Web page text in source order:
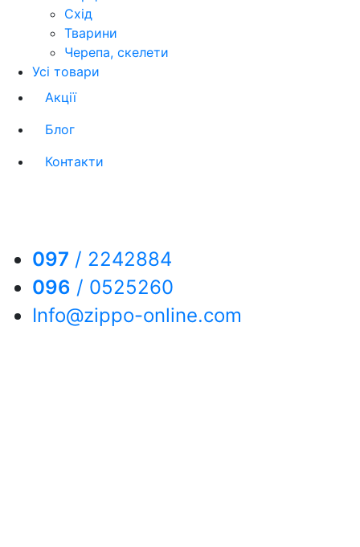
Схід
Тварини
Черепа, скелети
Усі товари
Акції
Блог
Контакти
097 / 2242884
096 / 0525260
Info@zippo-online.com